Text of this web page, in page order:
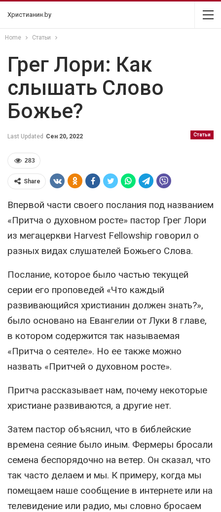
Христианин.by
Home Статьи
Грег Лори: Как
слышать Слово
Божье?
Статьи
Last Updated Сен 20, 2022
283
Share
Впервой части своего послания под названием
«Притча о духовном росте» пастор Грег Лори
из мегацеркви Harvest Fellowship говорил о
разных видах слушателей Божьего Слова.
Послание, которое было частью текущей
серии его проповедей «Что каждый
развивающийся христианин должен знать?»,
было основано на Евангелии от Луки 8 главе,
в котором содержится так называемая
«Притча о сеятеле». Но ее также можно
назвать «Притчей о духовном росте».
Притча рассказывает нам, почему некоторые
христиане развиваются, а другие нет.
Затем пастор объяснил, что в библейские
времена сеяние было иным. Фермеры бросали
семена беспорядочно на ветер. Он сказал, что
так часто делаем и мы. К примеру, когда мы
помещаем наше сообщение в интернете или на
телевидение или радио, мы словно бросаем